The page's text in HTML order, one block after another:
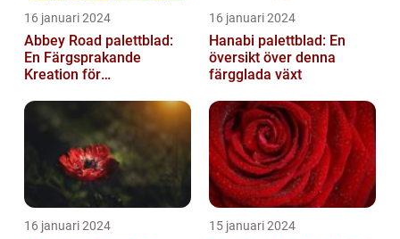
16 januari 2024
Abbey Road palettblad:
En Färgsprakande
Kreation för
16 januari 2024
Hanabi palettblad: En
översikt över denna
färgglada växt
16 januari 2024 15 januari 2024